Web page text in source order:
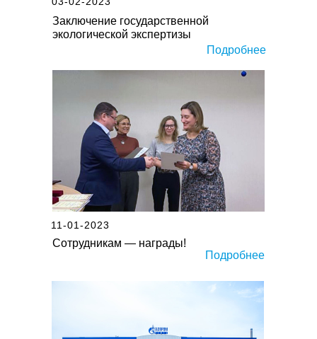
Сотрудникам — награды!
Подробнее
11-01-2023
Заключение государственной
экологической экспертизы
Подробнее